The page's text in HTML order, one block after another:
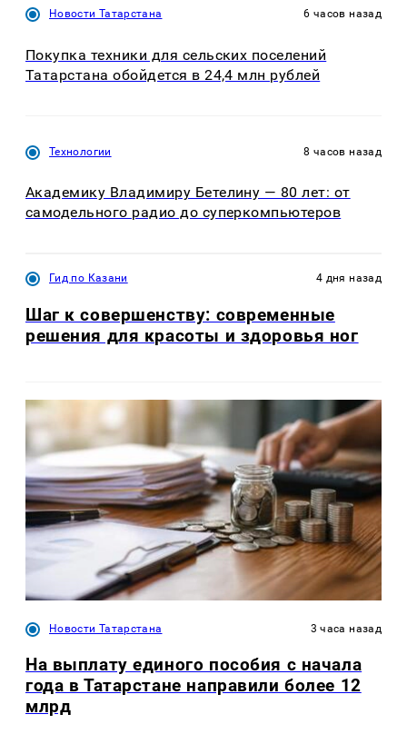
Новости Татарстана 6 часов назад
Покупка техники для сельских поселений
Татарстана обойдется в 24,4 млн рублей
Технологии 8 часов назад
Академику Владимиру Бетелину — 80 лет: от
самодельного радио до суперкомпьютеров
Гид по Казани 4 дня назад
Шаг к совершенству: современные
решения для красоты и здоровья ног
Новости Татарстана 3 часа назад
На выплату единого пособия с начала
года в Татарстане направили более 12
млрд